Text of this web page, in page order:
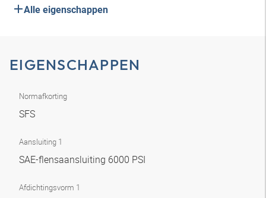
Alle eigenschappen
EIGENSCHAPPEN
Normafkorting
SFS
Aansluiting 1
SAE-flensaansluiting 6000 PSI
Afdichtingsvorm 1